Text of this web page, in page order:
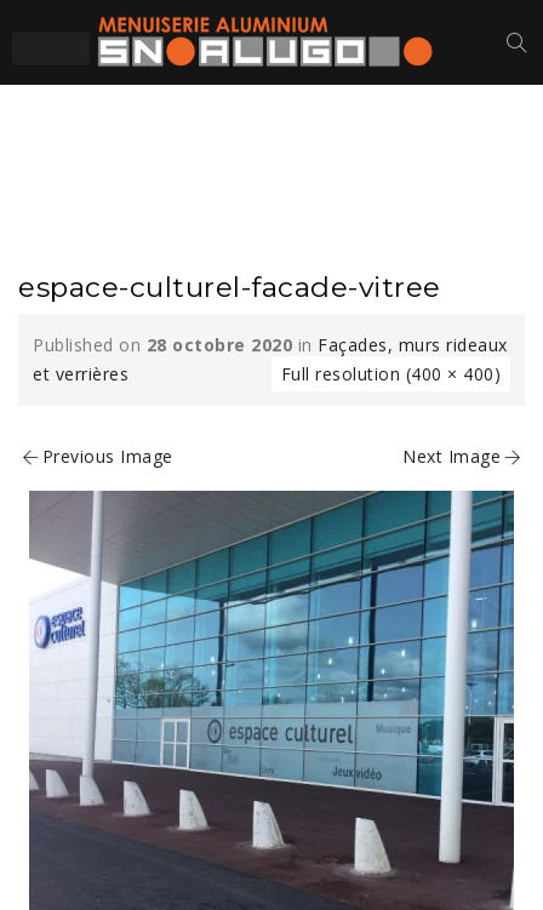
espace-culturel-facade-vitree
Published on 28 octobre 2020 in Façades, murs rideaux
et verrières
Full resolution (400 × 400)
Previous Image Next Image